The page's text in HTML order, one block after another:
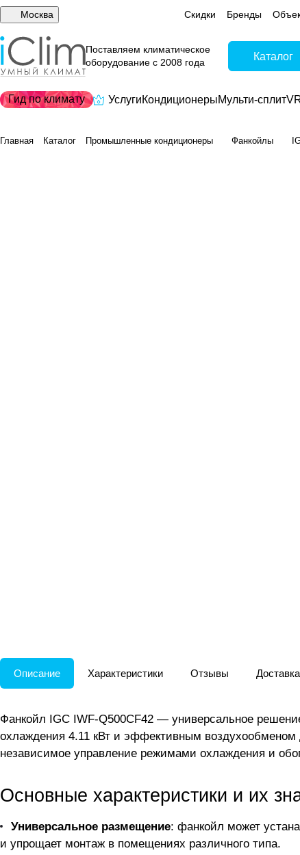
Москва Скидки Бренды
Поставляем климатическое
оборудование с 2008 года
Каталог
Гид по климату УслугиКондиционерыМульти-сплит
Главная Каталог Промышленные кондиционеры Фанкойлы
Описание Характеристики Отзывы
Фанкойл IGC IWF-Q500CF42 — универсальное
охлаждения 4.11 кВт и эффективным воздухообменом
независимое управление режимами охлаждения и
Основные характеристики и их
Универсальное размещение: фанкойл может
и упрощает монтаж в помещениях различного типа.